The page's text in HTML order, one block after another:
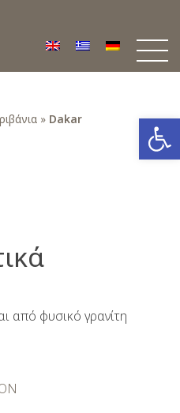
» Dakar
από φυσικό γρανίτη